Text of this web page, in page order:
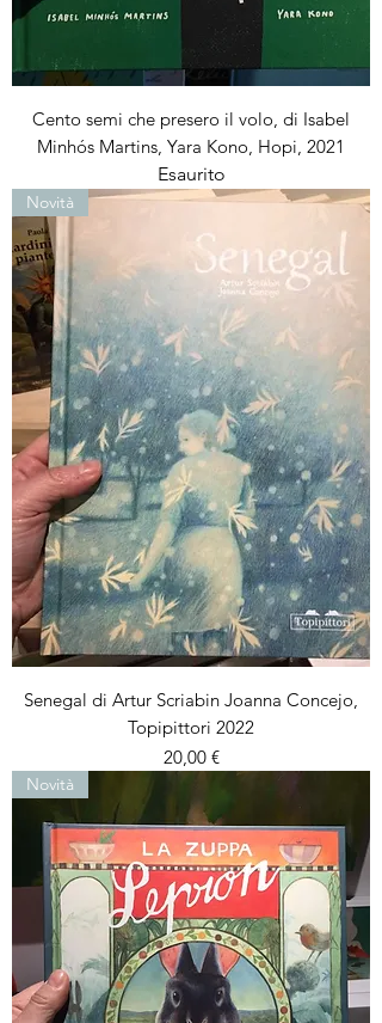
Cento semi che presero il volo, di Isabel
Minhós Martins, Yara Kono, Hopi, 2021
Esaurito
Novità
Senegal di Artur Scriabin Joanna Concejo,
Topipittori 2022
Prezzo
20,00 €
Novità